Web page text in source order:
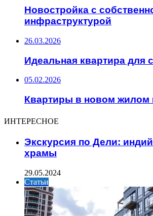
Новостройка с
инфраструктурой
26.03.2026
Идеальная квартира для
05.02.2026
Квартиры в новом жилом
ИНТЕРЕСНОЕ
Экскурсия по Дели:
храмы
29.05.2024
Статьи